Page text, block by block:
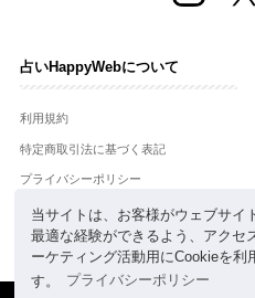
当サイトは、お客様がウェブサイ
最適な経験ができるよう、アクセ
ーケティング活動用にCookieを利
す。
プライバシーポリシー
占いHappyWebについて
利用規約
特定商取引法に基づく表記
プライバシーポリシー
運営会社
お問合せ